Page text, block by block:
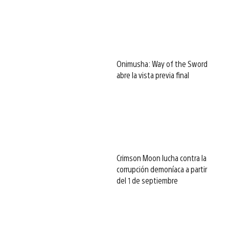
Onimusha: Way of the Sword
abre la vista previa final
Crimson Moon lucha contra la
corrupción demoníaca a partir
del 1 de septiembre